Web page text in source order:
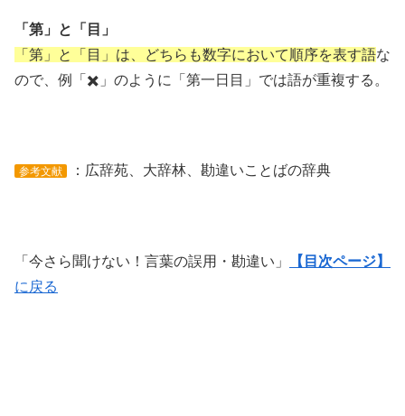
「第」と「目」
「第」と「目」は、どちらも数字において順序を表す語な
ので、例「✖️」のように「第一日目」では語が重複する。
参考文献 ：広辞苑、大辞林、勘違いことばの辞典
「今さら聞けない！言葉の誤用・勘違い」
【目次ページ】
に戻る